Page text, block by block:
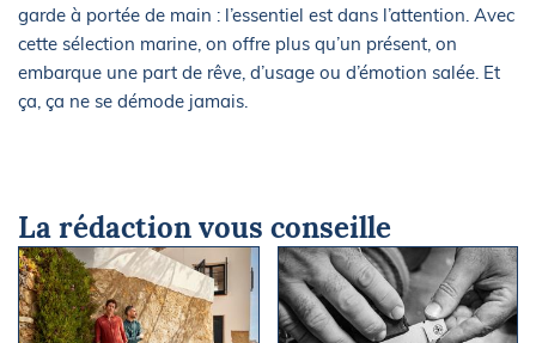
garde à portée de main : l’essentiel est dans l’attention. Avec
cette sélection marine, on offre plus qu’un présent, on
embarque une part de rêve, d’usage ou d’émotion salée. Et
ça, ça ne se démode jamais.
La rédaction vous conseille